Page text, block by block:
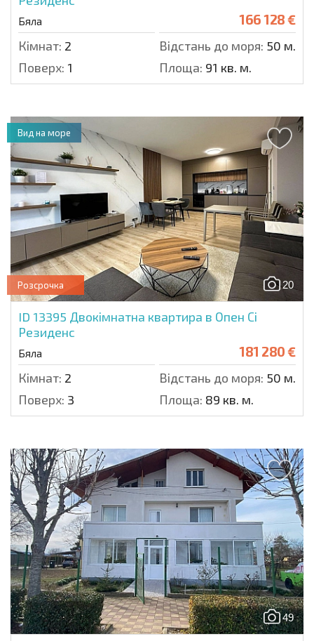
Бяла 166 128 €
Кімнат: 2 Відстань до моря: 50 м.
Поверх: 1 Площа: 91 кв. м.
20
Розсрочка
ID 13395 Двокімнатна квартира в Опен Сі
Резиденс
Бяла 181 280 €
Кімнат: 2 Відстань до моря: 50 м.
Поверх: 3 Площа: 89 кв. м.
Вид на море
49